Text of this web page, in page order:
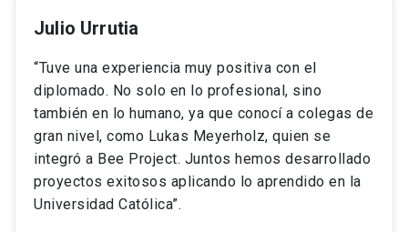
Julio Urrutia
“Tuve una experiencia muy positiva con el
diplomado. No solo en lo profesional, sino
también en lo humano, ya que conocí a colegas de
gran nivel, como Lukas Meyerholz, quien se
integró a Bee Project. Juntos hemos desarrollado
proyectos exitosos aplicando lo aprendido en la
Universidad Católica”.